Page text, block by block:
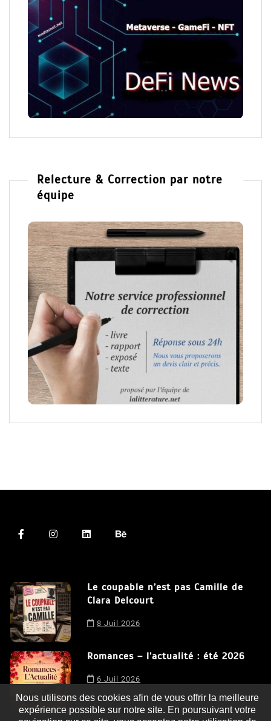
Relecture & Correction par notre
équipe
Le coupable n’est pas Camille de
Clara Delcourt
8 Juil 2026
Romances – l’actualité : été 2026
6 Juil 2026
Nous utilisons des cookies afin de vous offrir la meilleure
expérience possible sur notre site. En poursuivant votre